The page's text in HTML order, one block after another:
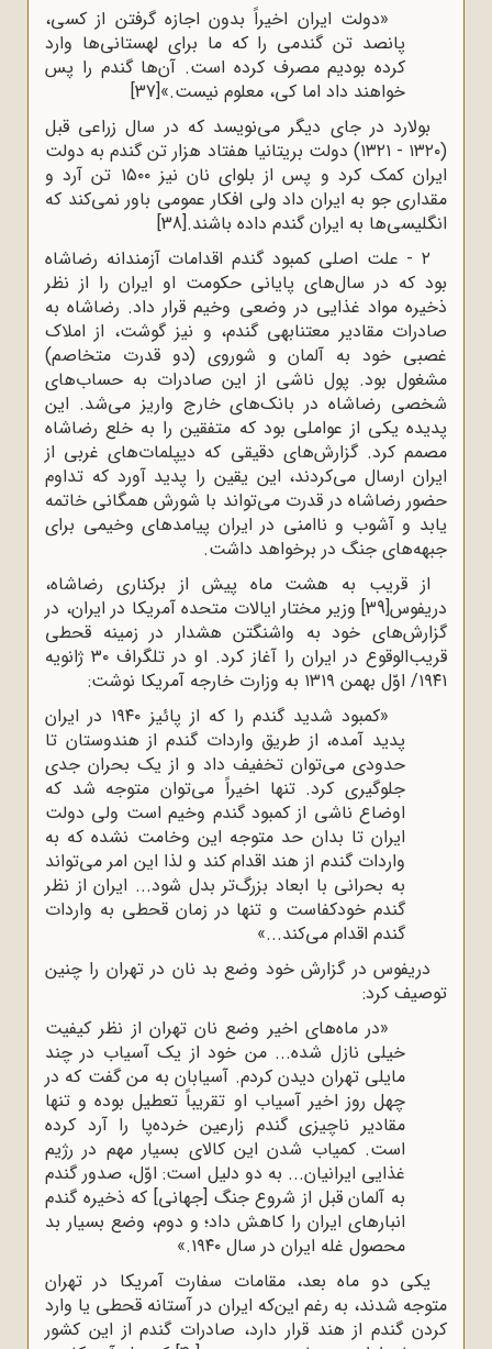
«دولت ایران اخیراً بدون اجازه گرفتن از کسی،
پانصد تن گندمی را که ما برای لهستانی‌ها وارد
کرده بودیم مصرف کرده است. آن‌ها گندم را پس
خواهند داد اما کی، معلوم نیست.»[37]
بولارد در جای دیگر می‌نویسد که در سال زراعی قبل
(۱۳۲۰ - ۱۳۲۱) دولت بریتانیا هفتاد هزار تن گندم به دولت
ایران کمک کرد و پس از بلوای نان نیز ۱۵۰۰ تن آرد و
مقداری جو به ایران داد ولی افکار عمومی باور نمی‌کند که
انگلیسی‌ها به ایران گندم داده باشند.[38]
۲ - علت اصلی کمبود گندم اقدامات آزمندانه رضاشاه
بود که در سال‌های پایانی حکومت او ایران را از نظر
ذخیره مواد غذایی در وضعی وخیم قرار داد. رضاشاه به
صادرات مقادیر معتنابهی گندم، و نیز گوشت، از املاک
غصبی خود به آلمان و شوروی (دو قدرت متخاصم)
مشغول بود. پول ناشی از این صادرات به حساب‌های
شخصی رضاشاه در بانک‌های خارج واریز می‌شد. این
پدیده یکی از عواملی بود که متفقین را به خلع رضاشاه
مصمم کرد. گزارش‌های دقیقی که دیپلمات‌های غربی از
ایران ارسال می‌کردند، این یقین را پدید آورد که تداوم
حضور رضاشاه در قدرت می‌تواند با شورش همگانی خاتمه
یابد و آشوب و ناامنی در ایران پیامدهای وخیمی برای
جبهه‌های جنگ در برخواهد داشت.
از قریب به هشت ماه پیش از برکناری رضاشاه،
دریفوس[39]
وزیر مختار ایالات متحده آمریکا در ایران، در
گزارش‌های خود به واشنگتن هشدار در زمینه قحطی
قریب‌الوقوع در ایران را آغاز کرد. او در تلگراف ۳۰ ژانویه
۱۹۴۱/ اوّل بهمن ۱۳۱۹ به وزارت خارجه آمریکا نوشت:
«کمبود شدید گندم را که از پائیز ۱۹۴۰ در ایران
پدید آمده، از طریق واردات گندم از هندوستان تا
حدودی می‌توان تخفیف داد و از یک بحران جدی
جلوگیری کرد. تنها اخیراً می‌توان متوجه شد که
اوضاع ناشی از کمبود گندم وخیم است ولی دولت
ایران تا بدان حد متوجه این وخامت نشده که به
واردات گندم از هند اقدام کند و لذا این امر می‌تواند
به بحرانی با ابعاد بزرگ‌تر بدل شود... ایران از نظر
گندم خودکفاست و تنها در زمان قحطی به واردات
گندم اقدام می‌کند...»
دریفوس در گزارش خود وضع بد نان در تهران را چنین
توصیف کرد:
«در ماه‌های اخیر وضع نان تهران از نظر کیفیت
خیلی نازل شده... من خود از یک آسیاب در چند
مایلی تهران دیدن کردم. آسیابان به من گفت که در
چهل روز اخیر آسیاب او تقریباً تعطیل بوده و تنها
مقادیر ناچیزی گندم زارعین خرده‌پا را آرد کرده
است. کمیاب شدن این کالای بسیار مهم در رژیم
غذایی ایرانیان... به دو دلیل است: اوّل، صدور گندم
به آلمان قبل از شروع جنگ [جهانی] که ذخیره گندم
انبارهای ایران را کاهش داد؛ و دوم، وضع بسیار بد
محصول غله ایران در سال ۱۹۴۰.»
یکی دو ماه بعد، مقامات سفارت آمریکا در تهران
متوجه شدند، به رغم این‌که ایران در آستانه قحطی یا وارد
کردن گندم از هند قرار دارد، صادرات گندم از این کشور